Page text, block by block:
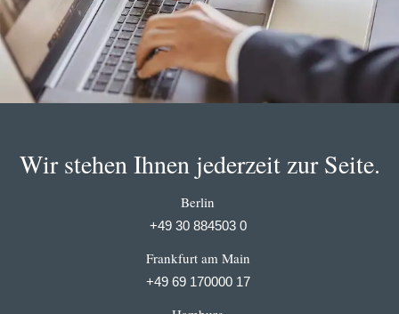
Wir stehen Ihnen jederzeit zur Seite.
Berlin
+49 30 884503 0
Frankfurt am Main
+49 69 170000 17